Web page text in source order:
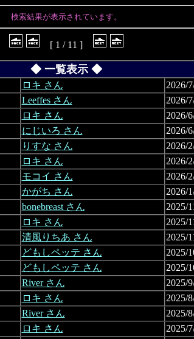
検索結果が表示されています。
[ 1 / 11 ]
◆ 一覧表示 ◆
ロキ さん 2026/
Leeffes さん 2026/
ロキ さん 2026/
にじいろ さん 2026/
りすな さん 2026/
ロキ さん 2026/
モコイ さん 2026/
かがち さん 2026/
bonebreast さん 2025/
ロキ さん 2025/
清風りちあ さん 2025/
どもしペッテ さん 2025/
どもしペッテ さん 2025/
River さん 2025/
ロキ さん 2025/
River さん 2025/
ロキ さん 2025/